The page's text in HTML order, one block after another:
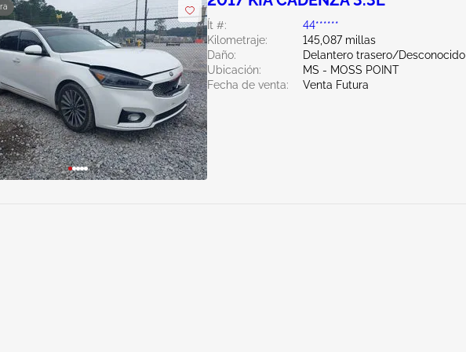
Ít #:
44******
Kilometraje:
145,087 millas
Daño:
Delantero trasero/Desconocido
Ubicación:
MS - MOSS POINT
Fecha de venta:
Venta Futura